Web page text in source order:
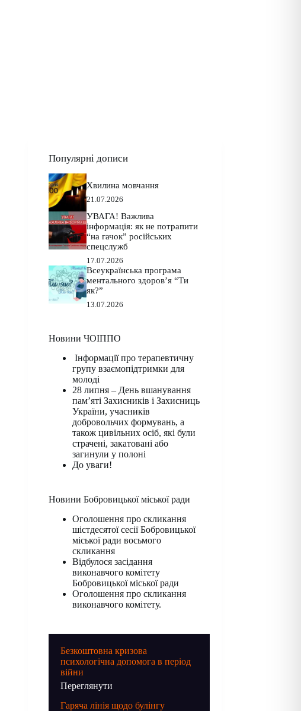
Популярні дописи
Хвилина мовчання
21.07.2026
УВАГА! Важлива
інформація: як не потрапити
“на гачок” російських
спецслужб
17.07.2026
Всеукраїнська програма
ментального здоров’я “Ти
як?”
13.07.2026
Новини ЧОІППО
Інформації про терапевтичну
групу взаємопідтримки для
молоді
28 липня – День вшанування
пам’яті Захисників і Захисниць
України, учасників
добровольчих формувань, а
також цивільних осіб, які були
страчені, закатовані або
загинули у полоні
До уваги!
Новини Бобровицької міської ради
Оголошення про скликання
шістдесятої сесії Бобровицької
міської ради восьмого
скликання
Відбулося засідання
виконавчого комітету
Бобровицької міської ради
Оголошення про скликання
виконавчого комітету.
Безкоштовна кризова
психологічна допомога в період
війни
Переглянути
Гаряча лінія щодо булінгу